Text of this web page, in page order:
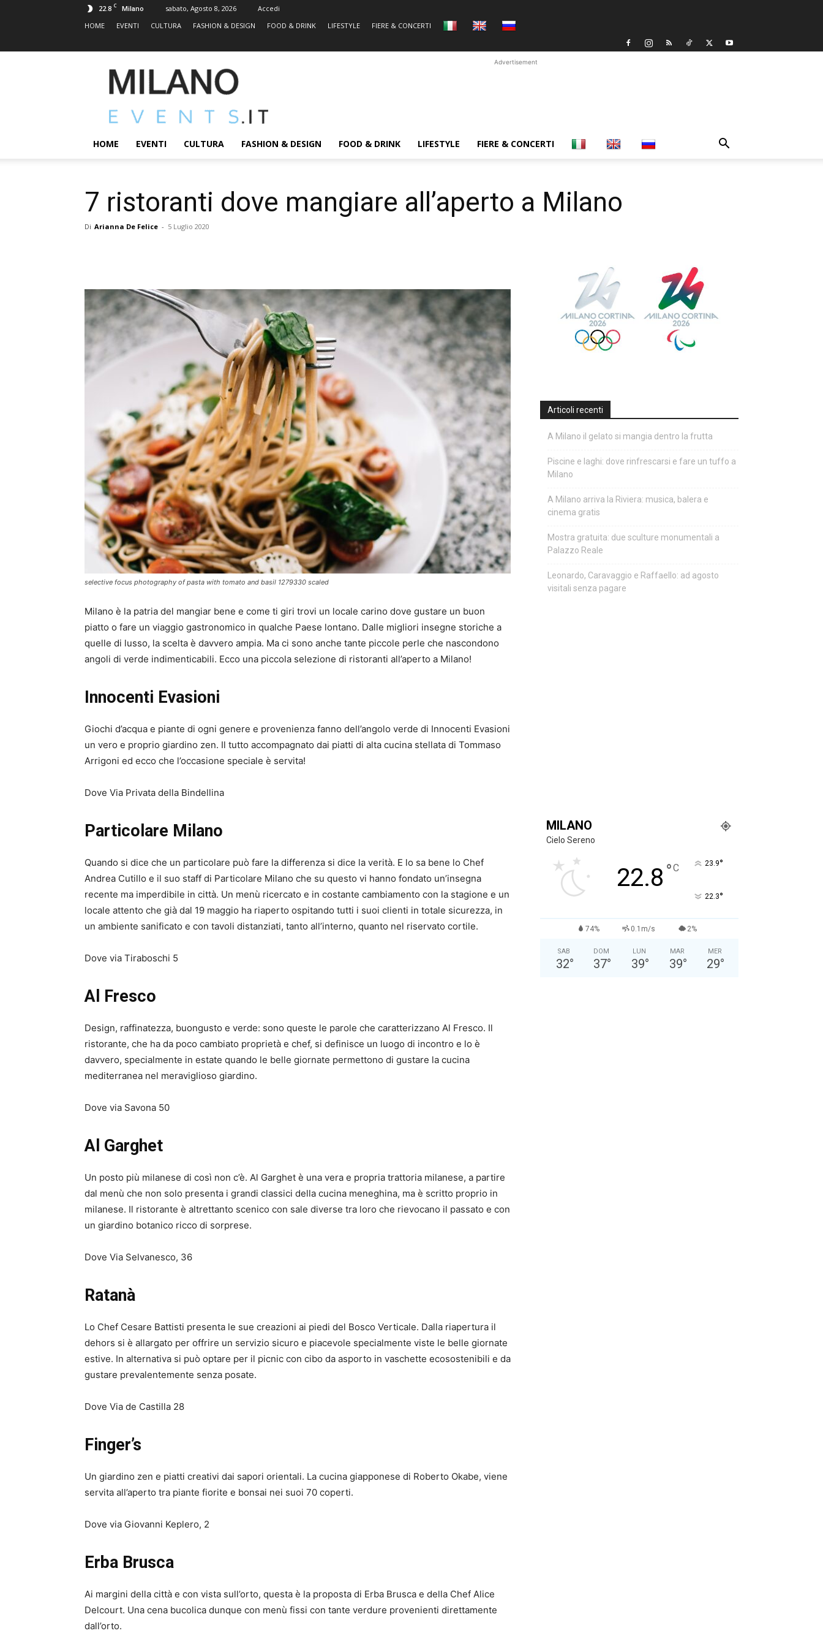
22.8 C Milano sabato, Agosto 8, 2026
Accedi
HOME
EVENTI CULTURA FASHION & DESIGN FOOD & DRINK LIFESTYLE FIERE & CONCERTI
MILANOEVENTS.IT
|
2.0
ed
Eventi
Advertisement
HOME EVENTI CULTURA FASHION & DESIGN FOOD & DRINK LIFESTYLE FIERE & CONCERTI
7 ristoranti dove mangiare all’aperto a Milano
Di Arianna De Felice - 5 Luglio 2020
selective focus photography of pasta with tomato and basil 1279330 scaled
Milano è la patria del mangiar bene e come ti giri trovi un locale carino dove gustare un buon
piatto o fare un viaggio gastronomico in qualche Paese lontano. Dalle migliori insegne storiche a
quelle di lusso, la scelta è davvero ampia. Ma ci sono anche tante piccole perle che nascondono
angoli di verde indimenticabili. Ecco una piccola selezione di ristoranti all’aperto a Milano!
Innocenti Evasioni
Giochi d’acqua e piante di ogni genere e provenienza fanno dell’angolo verde di Innocenti Evasioni
un vero e proprio giardino zen. Il tutto accompagnato dai piatti di alta cucina stellata di Tommaso
Arrigoni ed ecco che l’occasione speciale è servita!
Dove Via Privata della Bindellina
Particolare Milano
Quando si dice che un particolare può fare la differenza si dice la verità. E lo sa bene lo Chef
Andrea Cutillo e il suo staff di Particolare Milano che su questo vi hanno fondato un’insegna
recente ma imperdibile in città. Un menù ricercato e in costante cambiamento con la stagione e un
locale attento che già dal 19 maggio ha riaperto ospitando tutti i suoi clienti in totale sicurezza, in
un ambiente sanificato e con tavoli distanziati, tanto all’interno, quanto nel riservato cortile.
Dove via Tiraboschi 5
Al Fresco
Design, raffinatezza, buongusto e verde: sono queste le parole che caratterizzano Al Fresco. Il
ristorante, che ha da poco cambiato proprietà e chef, si definisce un luogo di incontro e lo è
davvero, specialmente in estate quando le belle giornate permettono di gustare la cucina
mediterranea nel meraviglioso giardino.
Dove via Savona 50
Al Garghet
Un posto più milanese di così non c’è. Al Garghet è una vera e propria trattoria milanese, a partire
dal menù che non solo presenta i grandi classici della cucina meneghina, ma è scritto proprio in
milanese. Il ristorante è altrettanto scenico con sale diverse tra loro che rievocano il passato e con
un giardino botanico ricco di sorprese.
Dove Via Selvanesco, 36
Ratanà
Lo Chef Cesare Battisti presenta le sue creazioni ai piedi del Bosco Verticale. Dalla riapertura il
dehors si è allargato per offrire un servizio sicuro e piacevole specialmente viste le belle giornate
estive. In alternativa si può optare per il picnic con cibo da asporto in vaschette ecosostenibili e da
gustare prevalentemente senza posate.
Dove Via de Castilla 28
Finger’s
Un giardino zen e piatti creativi dai sapori orientali. La cucina giapponese di Roberto Okabe, viene
servita all’aperto tra piante fiorite e bonsai nei suoi 70 coperti.
Dove via Giovanni Keplero, 2
Erba Brusca
Ai margini della città e con vista sull’orto, questa è la proposta di Erba Brusca e della Chef Alice
Delcourt. Una cena bucolica dunque con menù fissi con tante verdure provenienti direttamente
dall’orto.
Articoli recenti
A Milano il gelato si mangia dentro la frutta
Piscine e laghi: dove rinfrescarsi e fare un tuffo a
Milano
A Milano arriva la Riviera: musica, balera e
cinema gratis
Mostra gratuita: due sculture monumentali a
Palazzo Reale
Leonardo, Caravaggio e Raffaello: ad agosto
visitali senza pagare
MILANO
Cielo Sereno
22.8 °C 23.9°
22.3°
74% 0.1m/s 2%
SAB
32°
DOM
37°
LUN
39°
MAR
39°
MER
29°